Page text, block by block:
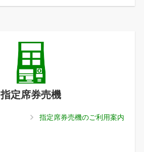
指定席券売機
指定席券売機のご利用案内